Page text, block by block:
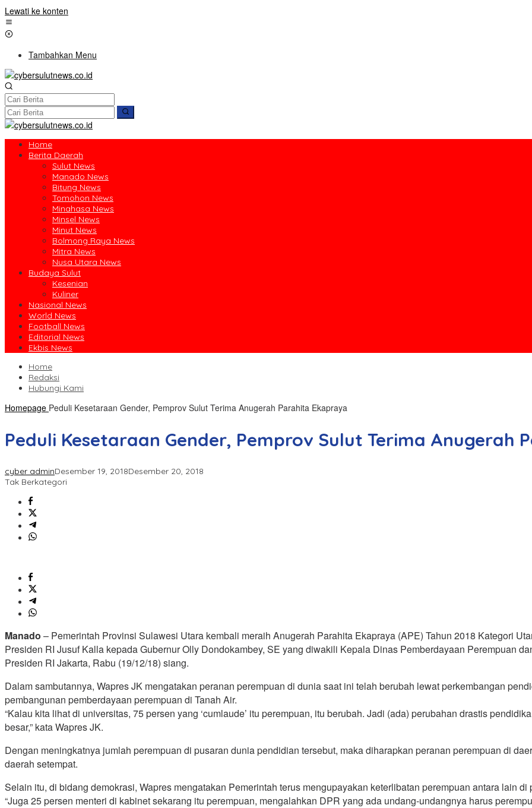
Lewati ke konten
Tambahkan Menu
Home
Berita Daerah
Sulut News
Manado News
Bitung News
Tomohon News
Minahasa News
Minsel News
Minut News
Bolmong Raya News
Mitra News
Nusa Utara News
Budaya Sulut
Kesenian
Kuliner
Nasional News
World News
Football News
Editorial News
Ekbis News
Home
Redaksi
Hubungi Kami
Homepage Peduli Kesetaraan Gender, Pemprov Sulut Terima Anugerah Parahita Ekapraya
Peduli Kesetaraan Gender, Pemprov Sulut Terima Anugerah
cyber adminDesember 19, 2018Desember 20, 2018
Tak Berkategori
Manado – Pemerintah Provinsi Sulawesi Utara kembali meraih Anugerah Parahita Ekapraya (APE) Tahun 2018 Kategori
Presiden RI Jusuf Kalla kepada Gubernur Olly Dondokambey, SE yang diwakili Kepala Dinas Pemberdayaan Perempuan
Presiden RI Jakarta, Rabu (19/12/18) siang.
Dalam sambutannya, Wapres JK mengatakan peranan perempuan di dunia saat ini telah berubah lewat perkembangan
pembangunan pemberdayaan perempuan di Tanah Air.
“Kalau kita lihat di universitas, 75 persen yang ‘cumlaude’ itu perempuan, itu berubah. Jadi (ada) perubahan drastis
besar,” kata Wapres JK.
Dengan meningkatnya jumlah perempuan di pusaran dunia pendidian tersebut, maka diharapkan peranan perempuan di
daerah setempat.
Selain itu, di bidang demokrasi, Wapres mengatakan Pemerintah terus mengupayakan keterlibatan perempuan antara lain
“Juga 25 persen menteri di kabinet sekarang itu perempuan, mengalahkan DPR yang ada undang-undangnya harus